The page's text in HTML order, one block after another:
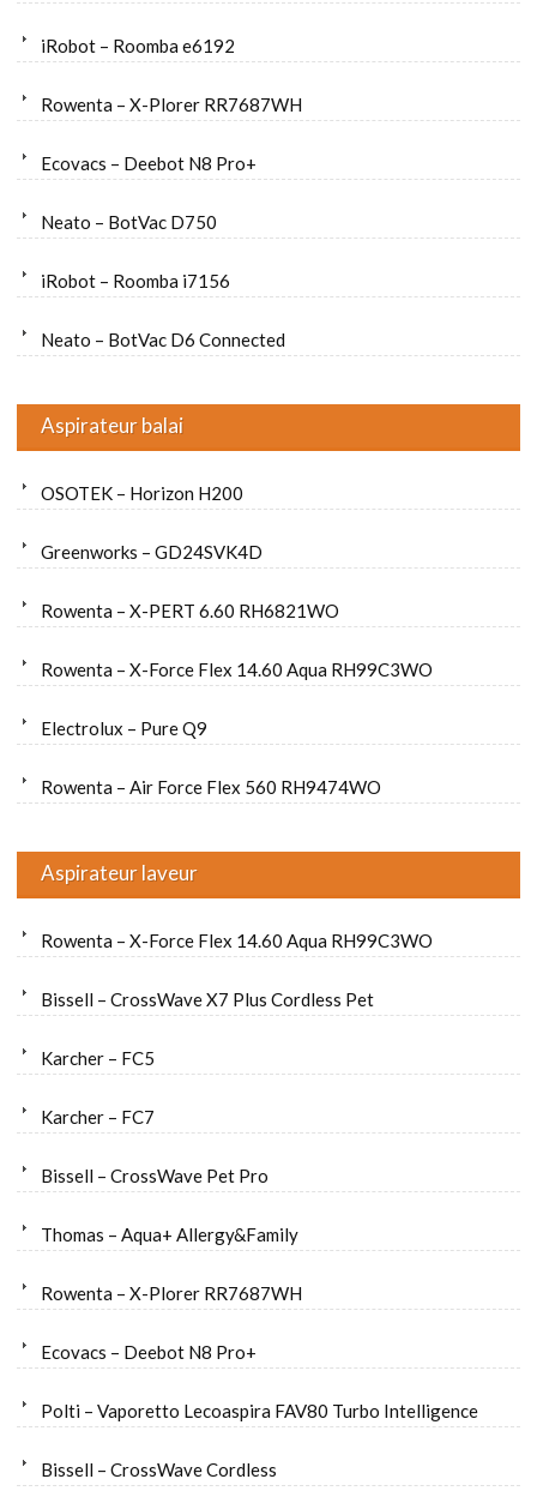
iRobot – Roomba e6192
Rowenta – X-Plorer RR7687WH
Ecovacs – Deebot N8 Pro+
Neato – BotVac D750
iRobot – Roomba i7156
Neato – BotVac D6 Connected
Aspirateur balai
OSOTEK – Horizon H200
Greenworks – GD24SVK4D
Rowenta – X-PERT 6.60 RH6821WO
Rowenta – X-Force Flex 14.60 Aqua RH99C3WO
Electrolux – Pure Q9
Rowenta – Air Force Flex 560 RH9474WO
Aspirateur laveur
Rowenta – X-Force Flex 14.60 Aqua RH99C3WO
Bissell – CrossWave X7 Plus Cordless Pet
Karcher – FC5
Karcher – FC7
Bissell – CrossWave Pet Pro
Thomas – Aqua+ Allergy&Family
Rowenta – X-Plorer RR7687WH
Ecovacs – Deebot N8 Pro+
Polti – Vaporetto Lecoaspira FAV80 Turbo Intelligence
Bissell – CrossWave Cordless